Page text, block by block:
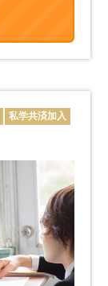
私学共済加入